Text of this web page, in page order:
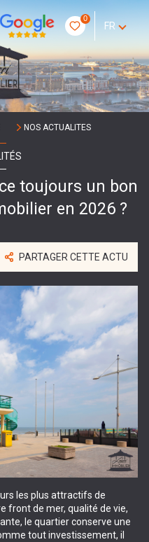
0
FR
NOS ACTUALITES
toujours un bon
en 2026 ?
PARTAGER CETTE ACTU
les plus attractifs de
front de mer, qualité de vie,
le quartier conserve une
tout investissement, il